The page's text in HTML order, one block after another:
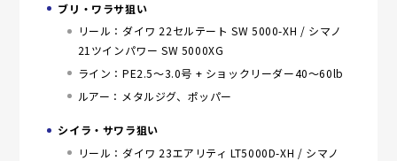
ブリ・ワラサ狙い
リール：ダイワ 22セルテート SW 5000-XH / シマノ
21ツインパワー SW 5000XG
ライン：PE2.5～3.0号 + ショックリーダー40～60lb
ルアー：メタルジグ、ポッパー
シイラ・サワラ狙い
リール：ダイワ 23エアリティ LT5000D-XH / シマノ